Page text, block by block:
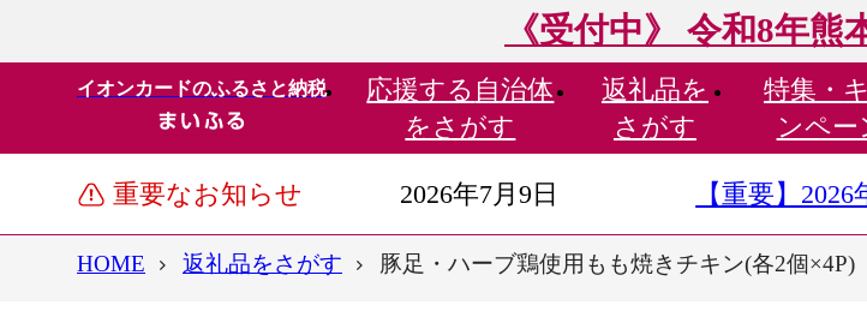
《受付中》 令和8年熊
イオンカードのふるさと納税 応援する 自治体
をさがす
返礼品を
さがす
特集・
ンペー
重要なお知らせ 2026年7月9日 【重要】
HOME 返礼品をさがす 豚足・ハーブ鶏使用もも焼きチキン(各2個×4P)